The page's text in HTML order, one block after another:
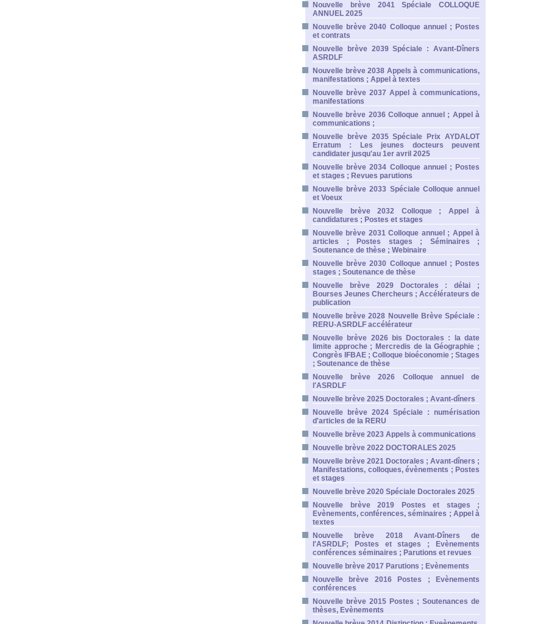
Nouvelle brève 2041 Spéciale COLLOQUE
ANNUEL 2025
Nouvelle brève 2040 Colloque annuel ; Postes
et contrats
Nouvelle brève 2039 Spéciale : Avant-Dîners
ASRDLF
Nouvelle brève 2038 Appels à communications,
manifestations ; Appel à textes
Nouvelle brève 2037 Appel à communications,
manifestations
Nouvelle brève 2036 Colloque annuel ; Appel à
communications ;
Nouvelle brève 2035 Spéciale Prix AYDALOT
Erratum : Les jeunes docteurs peuvent
candidater jusqu'au 1er avril 2025
Nouvelle brève 2034 Colloque annuel ; Postes
et stages ; Revues parutions
Nouvelle brève 2033 Spéciale Colloque annuel
et Voeux
Nouvelle brève 2032 Colloque ; Appel à
candidatures ; Postes et stages
Nouvelle brève 2031 Colloque annuel ; Appel à
articles ; Postes stages ; Séminaires ;
Soutenance de thèse ; Webinaire
Nouvelle brève 2030 Colloque annuel ; Postes
stages ; Soutenance de thèse
Nouvelle brève 2029 Doctorales : délai ;
Bourses Jeunes Chercheurs ; Accélérateurs de
publication
Nouvelle brève 2028 Nouvelle Brève Spéciale :
RERU-ASRDLF accélérateur
Nouvelle brève 2026 bis Doctorales : la date
limite approche ; Mercredis de la Géographie ;
Congrès IFBAE ; Colloque bioéconomie ; Stages
; Soutenance de thèse
Nouvelle brève 2026 Colloque annuel de
l'ASRDLF
Nouvelle brève 2025 Doctorales ; Avant-dîners
Nouvelle brève 2024 Spéciale : numérisation
d'articles de la RERU
Nouvelle brève 2023 Appels à communications
Nouvelle brève 2022 DOCTORALES 2025
Nouvelle brève 2021 Doctorales ; Avant-dîners ;
Manifestations, colloques, évènements ; Postes
et stages
Nouvelle brève 2020 Spéciale Doctorales 2025
Nouvelle brève 2019 Postes et stages ;
Evènements, conférences, séminaires ; Appel à
textes
Nouvelle brève 2018 Avant-Dîners de
l'ASRDLF; Postes et stages ; Evènements
conférences séminaires ; Parutions et revues
Nouvelle brève 2017 Parutions ; Evènements
Nouvelle brève 2016 Postes ; Evènements
conférences
Nouvelle brève 2015 Postes ; Soutenances de
thèses, Evènements